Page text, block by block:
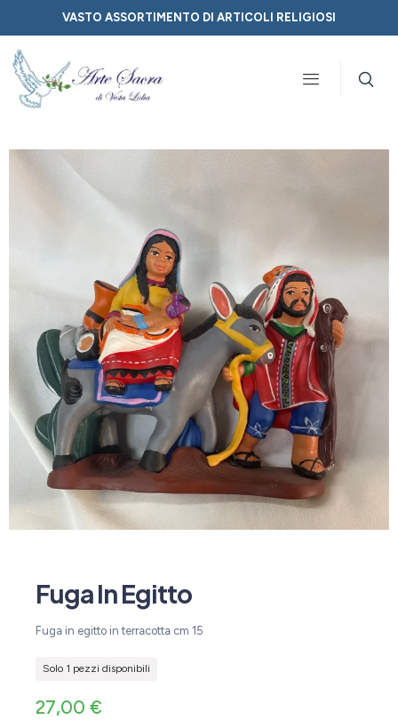
VASTO ASSORTIMENTO DI ARTICOLI RELIGIOSI
Fuga In Egitto
Fuga in egitto in terracotta cm 15
Solo 1 pezzi disponibili
27,00 €